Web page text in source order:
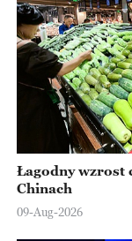
Łagodny wzrost
Chinach
09-Aug-2026